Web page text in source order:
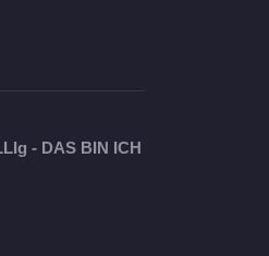
- DAS BIN ICH